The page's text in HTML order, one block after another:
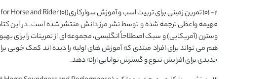
فهیمه واعظی ترجمه شده و توسط نشر مرز دانش منتشر شده است. در این
وسترن (آمریکایی) و سبک اصطلاحاً انگلیسی، مجموعه ای از تمرینات را برای
هم می تواند برای افراد مبتدی که آموزش های اولیه را دیده اند کمک خوبی
جدیدی برای افزایش تنوع و گسترش توانایی ارائه دهد.